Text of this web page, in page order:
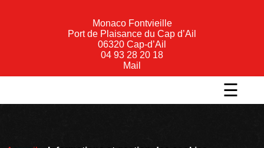
Monaco Fontvieille
Port de Plaisance du Cap d’Ail
06320 Cap-d’Ail
04 93 28 20 18
Mail
☰